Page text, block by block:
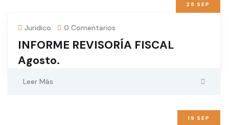
25 SEP
Juridico 0 Comentarios
INFORME REVISORÍA FISCAL
Agosto.
Leer Más
19 SEP